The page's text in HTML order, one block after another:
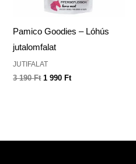
Pamico Goodies – Lóhús
jutalomfalat
JUTIFALAT
3 190Ft 1 990Ft